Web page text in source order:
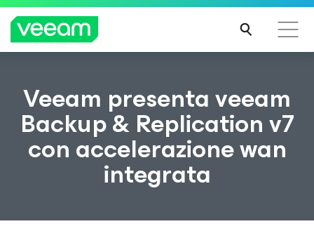
Linee guida di Veeam per i clienti interessati
dall'aggiornamento dei contenuti di CrowdStrike
PER
RNE
Veeam presenta veeam
Backup & Replication v7
con accelerazione wan
integrata